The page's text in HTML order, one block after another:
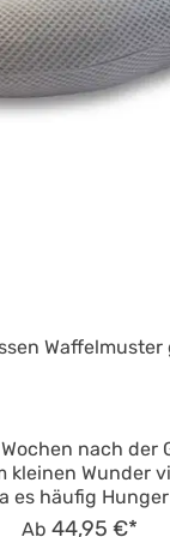
Waffelmuster
nach der
kleinen Wunder
es häufig
dabei immer
Ab 44,95 €*